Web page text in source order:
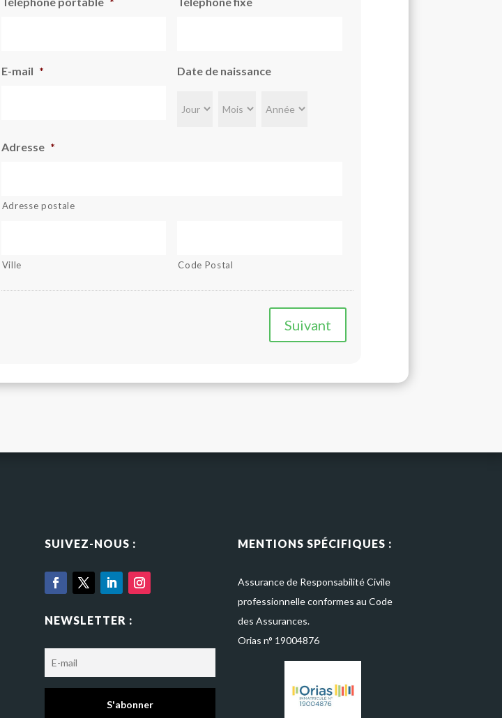
E-mail * Date de naissance
Adresse *
Adresse postale
Ville Code Postal
SUIVEZ-NOUS :
NEWSLETTER :
S'abonner
MENTIONS SPÉCIFIQUES :
Assurance de Responsabilité Civile
professionnelle conformes au Code
des Assurances.
Orias n° 19004876